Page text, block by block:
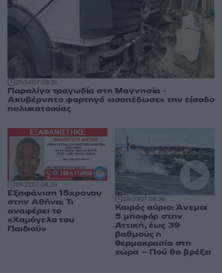
20:5407.08.26
Παραλίγο τραγωδία στη Μαγνησία -
Ακυβέρνητο φορτηγό «ισοπέδωσε» την είσοδο
πολυκατοικίας
19:2107.08.26
Εξαφάνιση 15χρονου
στην Αθήνα: Τι
αναφέρει το
«Χαμόγελο του
Παιδιού»
19:0307.08.26
Καιρός αύριο: Άνεμοι
5 μποφόρ στην
Αττική, έως 39
βαθμούς η
θερμοκρασία στη
χώρα – Πού θα βρέξει